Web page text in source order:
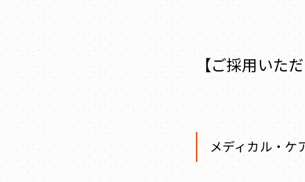
【ご採用いた
メディカル・ケ